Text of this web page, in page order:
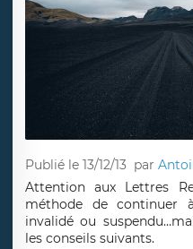
Publié le 13/12/13 par
Attention aux Lettres
méthode de continuer
invalidé ou
les conseils suivants.